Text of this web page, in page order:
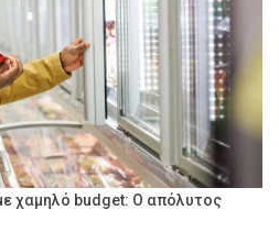
χαμηλό budget: Ο απόλυτος